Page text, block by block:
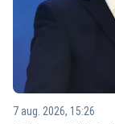
7 aug. 2026, 15:26